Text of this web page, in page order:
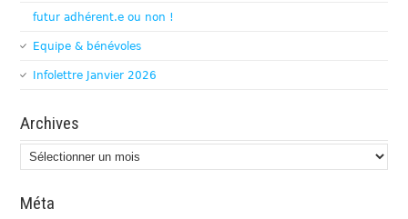
futur adhérent.e ou non !
Equipe & bénévoles
Infolettre Janvier 2026
Archives
Archives
Méta